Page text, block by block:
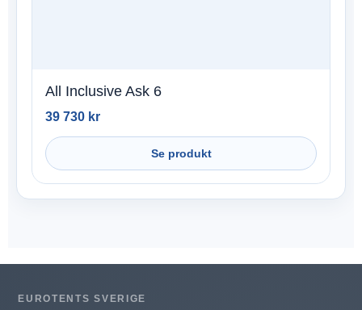
All Inclusive Ask 6
39 730 kr
Se produkt
EUROTENTS SVERIGE